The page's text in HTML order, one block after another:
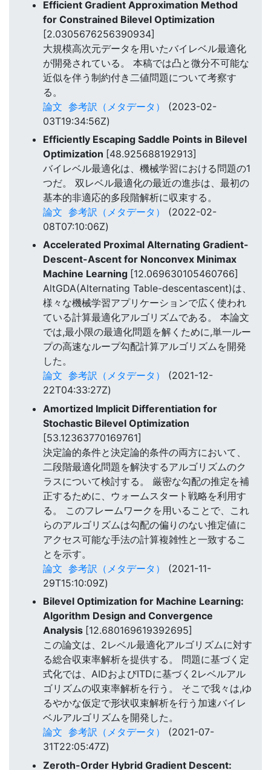
Efficient Gradient Approximation Method
for Constrained Bilevel Optimization
[2.0305676256390934]
大規模高次元データを用いたバイレベル最適化
が開発されている。 本稿では凸と微分不可能な
近似を伴う制約付き二値問題について考察す
る。
論文 参考訳（メタデータ）
(2023-02-
03T19:34:56Z)
Efficiently Escaping Saddle Points in Bilevel
Optimization [48.925688192913]
バイレベル最適化は、機械学習における問題の1
つだ。 双レベル最適化の最近の進歩は、最初の
基本的非適応的多段階解析に収束する。
論文 参考訳（メタデータ）
(2022-02-
08T07:10:06Z)
Accelerated Proximal Alternating Gradient-
Descent-Ascent for Nonconvex Minimax
Machine Learning [12.069630105460766]
AltGDA(Alternating Table-descentascent)は、
様々な機械学習アプリケーションで広く使われ
ている計算最適化アルゴリズムである。 本論文
では,最小限の最適化問題を解くために,単一ルー
プの高速なループ勾配計算アルゴリズムを開発
した。
論文 参考訳（メタデータ）
(2021-12-
22T04:33:27Z)
Amortized Implicit Differentiation for
Stochastic Bilevel Optimization
[53.12363770169761]
決定論的条件と決定論的条件の両方において、
二段階最適化問題を解決するアルゴリズムのク
ラスについて検討する。 厳密な勾配の推定を補
正するために、ウォームスタート戦略を利用す
る。 このフレームワークを用いることで、これ
らのアルゴリズムは勾配の偏りのない推定値に
アクセス可能な手法の計算複雑性と一致するこ
とを示す。
論文 参考訳（メタデータ）
(2021-11-
29T15:10:09Z)
Bilevel Optimization for Machine Learning:
Algorithm Design and Convergence
Analysis [12.680169619392695]
この論文は、2レベル最適化アルゴリズムに対す
る総合収束率解析を提供する。 問題に基づく定
式化では、AIDおよびITDに基づく2レベルアル
ゴリズムの収束率解析を行う。 そこで我々は,ゆ
るやかな仮定で形状収束解析を行う加速バイレ
ベルアルゴリズムを開発した。
論文 参考訳（メタデータ）
(2021-07-
31T22:05:47Z)
Zeroth-Order Hybrid Gradient Descent: